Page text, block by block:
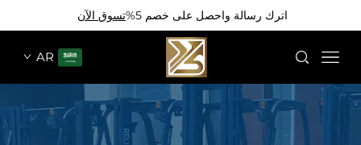
اترك رسالة واحصل على خصم 5% تسوق الآن